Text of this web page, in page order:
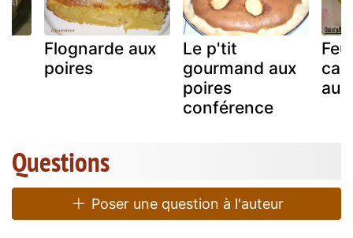
Flognarde aux
poires
Le p'tit
gourmand aux
poires
conférence
Questions
Poser une question à l'auteur